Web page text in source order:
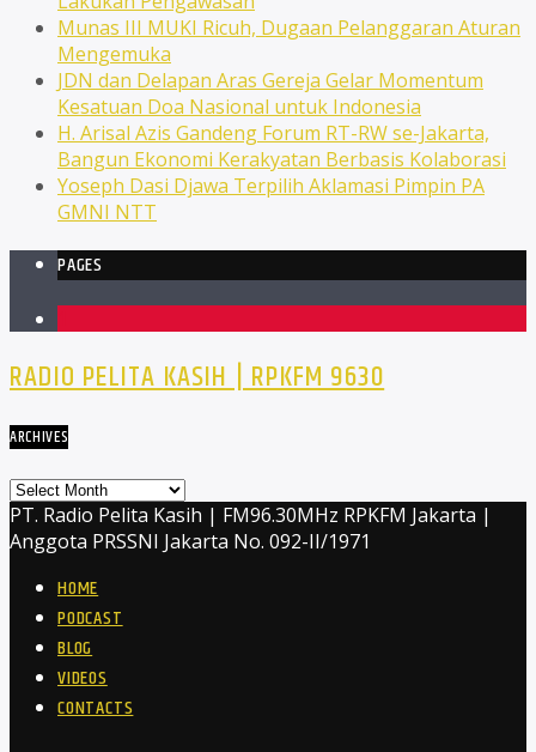
Munas III MUKI Ricuh, Dugaan Pelanggaran Aturan
Mengemuka
JDN dan Delapan Aras Gereja Gelar Momentum
Kesatuan Doa Nasional untuk Indonesia
H. Arisal Azis Gandeng Forum RT-RW se-Jakarta,
Bangun Ekonomi Kerakyatan Berbasis Kolaborasi
Yoseph Dasi Djawa Terpilih Aklamasi Pimpin PA
GMNI NTT
PAGES
RADIO PELITA KASIH | RPKFM 9630
ARCHIVES
Archives
PT. Radio Pelita Kasih | FM96.30MHz RPKFM Jakarta |
Anggota PRSSNI Jakarta No. 092-II/1971
HOME
PODCAST
BLOG
VIDEOS
CONTACTS